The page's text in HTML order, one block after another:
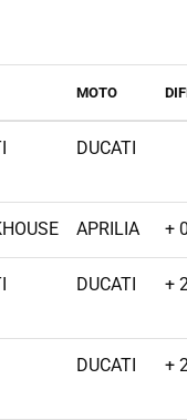
MOTO
DUCATI
APRILIA +
DUCATI +
DUCATI +